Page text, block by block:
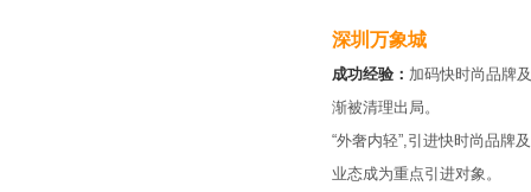
深圳万象城
成功经验： 加码快时尚品牌
渐被清理出局。
“外奢内轻”,引进快时尚品牌
业态成为重点引进对象。